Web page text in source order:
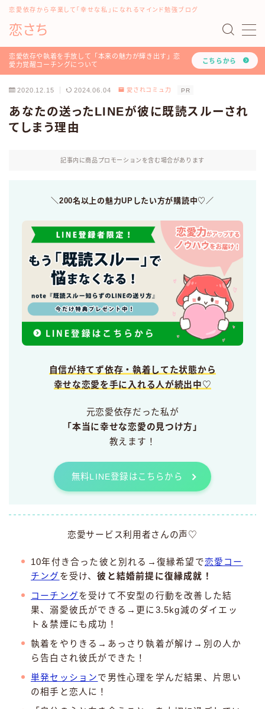
恋さち
恋愛依存から卒業して「幸せな私」になれるマインド勉強ブログ
#16198 (タイトルなし)
「どうして私はいつも愛されないの？」を解決する『恋
愛認知力アップ！LINEレッスン』について
細について
お問い合わせ
ツラい恋愛依存や執着を手放し、幸せな人生を叶える！
プライバシーポリシー
恋愛・LINE依存から卒業したいあなたへ
有料記事の決済完了ページ
運営者情報
恋愛依存や執着を手放して「本来の魅力が輝き出す」恋
愛力覚醒コーチングについて
こちらから
2020.12.15 2024.06.04 愛されコミュ力 PR
あなたの送ったLINEが彼に既読スルーされ
てしまう理由
記事内に商品プロモーションを含む場合があります
＼200名以上の魅力UPしたい方が購読中♡／
自信が持てず依存・執着してた状態から
幸せな恋愛を手に入れる人が続出中♡
元恋愛依存だった私が
「本当に幸せな恋愛の見つけ方」
教えます！
無料LINE登録はこちらから
恋愛サービス利用者さんの声♡
10年付き合った彼と別れる→復縁希望で恋愛コー
チング を受け、彼と結婚前提に復縁成就！
コーチングを受けて不安型の行動を改善した結
果、溺愛彼氏ができる→更に3.5kg減のダイエッ
ト＆禁煙にも成功！
執着をやりきる→あっさり執着が解け→別の人か
ら告白され彼氏ができた！
単発セッションで男性心理を学んだ結果、片思い
の相手と恋人に！